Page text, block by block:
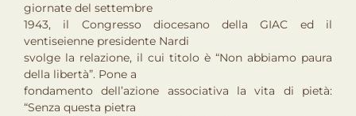
giornate del settembre
1943, il Congresso diocesano della GIAC ed il
ventiseienne presidente Nardi
svolge la relazione, il cui titolo è “Non abbiamo paura
della libertà”. Pone a
fondamento dell’azione associativa la vita di pietà:
“Senza questa pietra